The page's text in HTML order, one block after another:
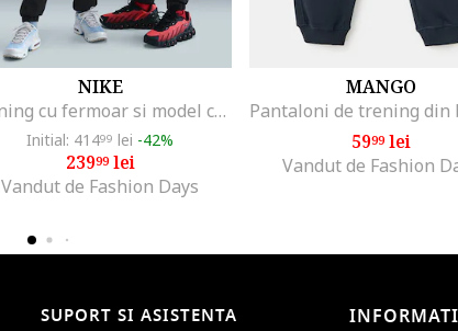
NIKE
Trening cu fermoar si model colorblock Sportswear, Alb/Negru stins
Initial: 41499 lei -42%
23999lei
Vandut de Fashion Days
MANGO
5999lei
Vandut de Fashion
SUPORT SI ASISTENTA